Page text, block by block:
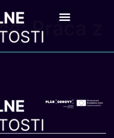
Práca z